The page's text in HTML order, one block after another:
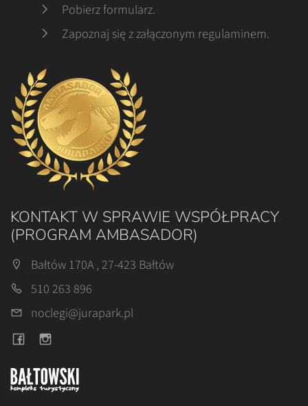
Pobierz formularz.
Zapoznaj się z załączonym regulaminem.
KONTAKT W SPRAWIE WSPÓŁPRACY
(PROGRAM AMBASADOR)
Bałtów 170A , 27-423 Bałtów
510 263 896
noclegi@jurapark.pl